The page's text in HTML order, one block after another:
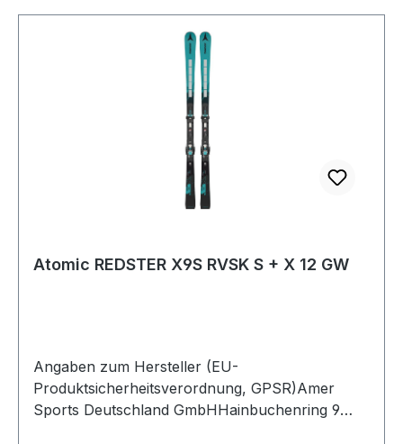
Atomic REDSTER X9S RVSK S + X 12 GW
Angaben zum Hersteller (EU-
Produktsicherheitsverordnung, GPSR)Amer
Sports Deutschland GmbHHainbuchenring 9